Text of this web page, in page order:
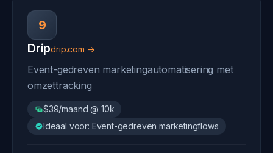
9
Dripdrip.com →
Event-gedreven marketingautomatisering met
omzettracking
$39/maand @ 10k
Ideaal voor: Event-gedreven marketingflows